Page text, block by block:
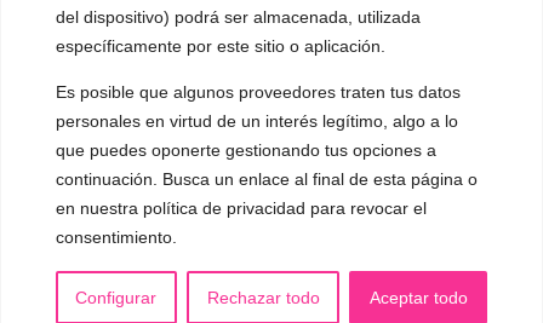
del dispositivo) podrá ser almacenada, utilizada
específicamente por este sitio o aplicación.
Es posible que algunos proveedores traten tus datos
personales en virtud de un interés legítimo, algo a lo
que puedes oponerte gestionando tus opciones a
continuación. Busca un enlace al final de esta página o
en nuestra política de privacidad para revocar el
consentimiento.
Configurar Rechazar todo Aceptar todo
▪️ Modificación del acento
CONTACTO Y CITAS
✅Pide tu CITA ONLINE
WhatsApp :+34 625 14 46 47